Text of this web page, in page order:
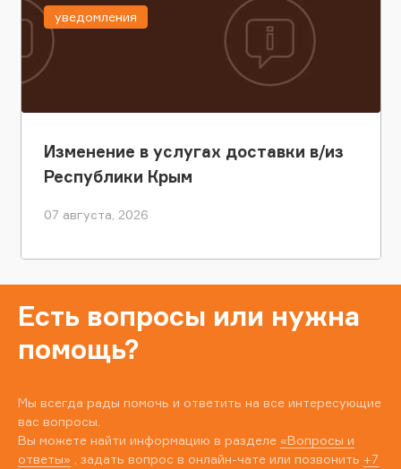
Изменение в услугах доставки в/из
Республики Крым
07 августа, 2026
уведомления
Есть вопросы или нужна
помощь?
Мы всегда рады помочь и ответить на все интересующие
вас вопросы.
Вы можете найти информацию в разделе «Вопросы и
ответы» , задать вопрос в онлайн-чате или позвонить +7